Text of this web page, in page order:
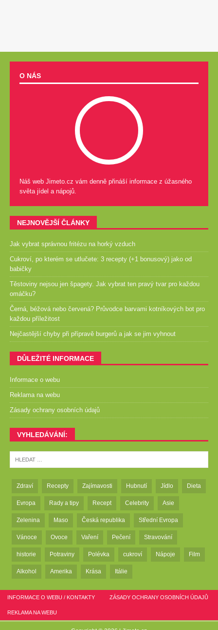
O NÁS
Náš web Jimeto.cz vám denně přináší informace z úžasného
světa jídel a nápojů.
NEJNOVĚJŠÍ ČLÁNKY
Jak vybrat správnou fritézu na horký vzduch
Cukroví, po kterém se utlučete: 3 recepty (+1 bonusový) jako od
babičky
Těstoviny nejsou jen špagety. Jak vybrat ten pravý tvar pro každou
omáčku?
Černá, béžová nebo červená? Průvodce barvami kotníkových bot pro
každou příležitost
Nejčastější chyby při přípravě burgerů a jak se jim vyhnout
DŮLEŽITÉ INFORMACE
Informace o webu
Reklama na webu
Zásady ochrany osobních údajů
VYHLEDÁVÁNÍ:
Zdraví Recepty Zajímavosti Hubnutí Jídlo Dieta
Evropa Rady a tipy Recept Celebrity Asie
Zelenina Maso Česká republika Střední Evropa
Vánoce Ovoce Vaření Pečení Stravování
historie Potraviny Polévka cukroví Nápoje Film
Alkohol Amerika Krása Itálie
INFORMACE O WEBU / KONTAKTY ZÁSADY OCHRANY OSOBNÍCH ÚDAJŮ
REKLAMA NA WEBU